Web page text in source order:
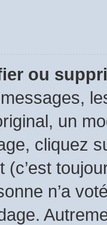
ou
un
cliquez
(c’est
n’a